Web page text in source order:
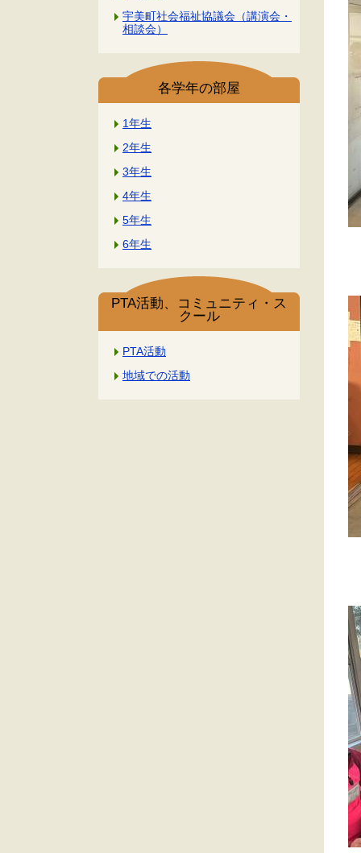
宇美町社会福祉協議会（講演会・
相談会）
各学年の部屋
1年生
2年生
3年生
4年生
5年生
6年生
PTA活動、コミュニティ・ス
クール
PTA活動
地域での活動